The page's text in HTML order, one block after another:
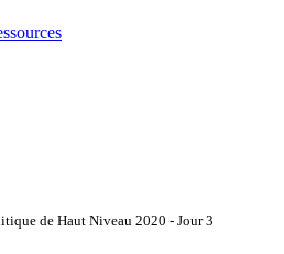
de Haut Niveau 2020 - Jour 3